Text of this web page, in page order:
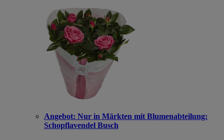
Angebot: Nur in Märkten mit Blumenabteilung:
Schopflavendel Busch